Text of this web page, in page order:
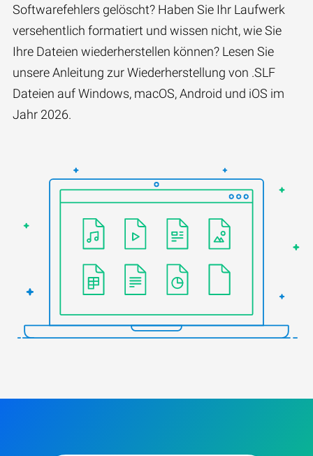
Softwarefehlers gelöscht? Haben Sie Ihr Laufwerk
versehentlich formatiert und wissen nicht, wie Sie
Ihre Dateien wiederherstellen können? Lesen Sie
unsere Anleitung zur Wiederherstellung von .SLF
Dateien auf Windows, macOS, Android und iOS im
Jahr 2026.